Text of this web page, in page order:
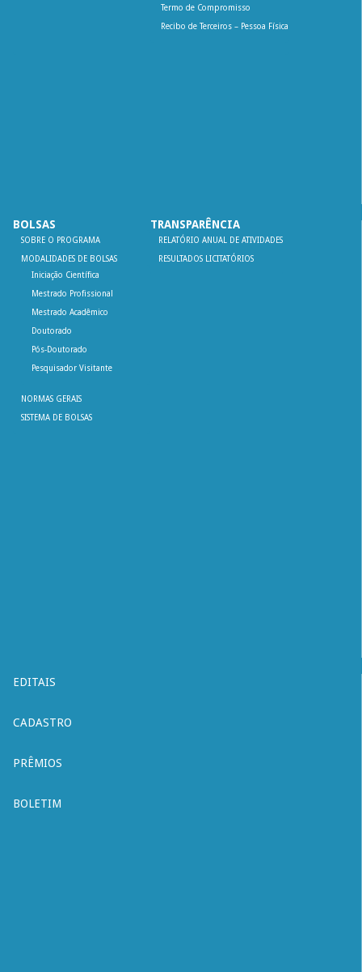
Termo de Compromisso
Recibo de Terceiros – Pessoa Física
BOLSAS
SOBRE O PROGRAMA
MODALIDADES DE BOLSAS
Iniciação Científica
Mestrado Profissional
Mestrado Acadêmico
Doutorado
Pós-Doutorado
Pesquisador Visitante
NORMAS GERAIS
SISTEMA DE BOLSAS
TRANSPARÊNCIA
RELATÓRIO ANUAL DE ATIVIDADES
RESULTADOS LICITATÓRIOS
EDITAIS
CADASTRO
PRÊMIOS
BOLETIM